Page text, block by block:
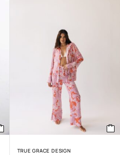
TRUE GRACE DESIGN